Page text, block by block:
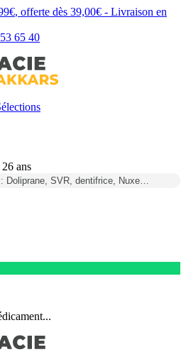
, offerte dès 39,00€ - Livraison en
65 40
26 ans
Doliprane, SVR, dentifrice, Nuxe…